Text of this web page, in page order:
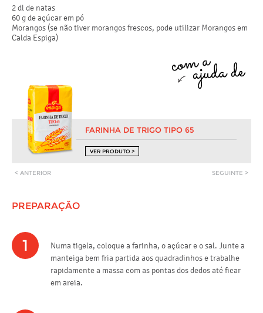
2 dl de natas
60 g de açúcar em pó
Morangos (se não tiver morangos frescos, pode utilizar Morangos em
Calda Espiga)
FARINHA DE TRIGO TIPO 65
VER PRODUTO >
< ANTERIOR SEGUINTE >
PREPARAÇÃO
1
Numa tigela, coloque a farinha, o açúcar e o sal. Junte a
manteiga bem fria partida aos quadradinhos e trabalhe
rapidamente a massa com as pontas dos dedos até ficar
em areia.